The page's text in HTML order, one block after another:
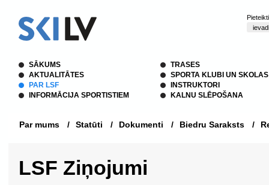
SĀKUMS
AKTUALITĀTES
PAR LSF
INFORMĀCIJA SPORTISTIEM
TRASES
SPORTA KLUBI UN SKOLAS
INSTRUKTORI
KALNU SLĒPOŠANA
Par mums / Statūti / Dokumenti / Biedru Saraksts /
LSF Ziņojumi